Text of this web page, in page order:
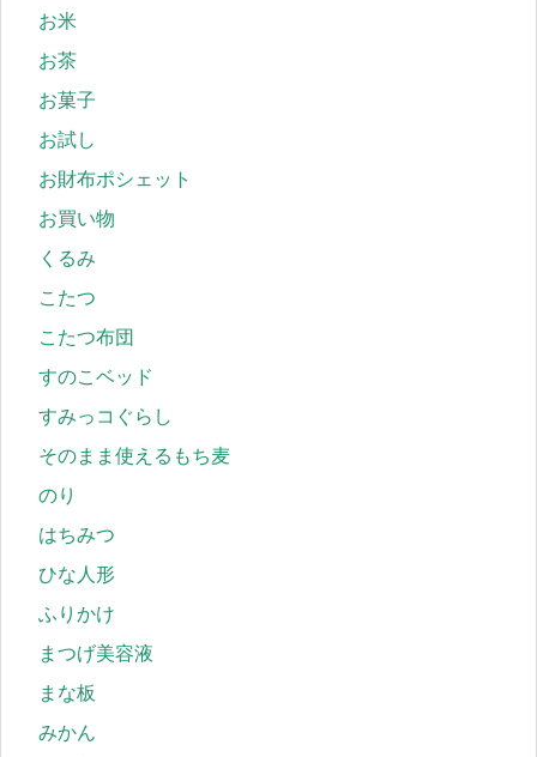
お米
お茶
お菓子
お試し
お財布ポシェット
お買い物
くるみ
こたつ
こたつ布団
すのこベッド
すみっコぐらし
そのまま使えるもち麦
のり
はちみつ
ひな人形
ふりかけ
まつげ美容液
まな板
みかん